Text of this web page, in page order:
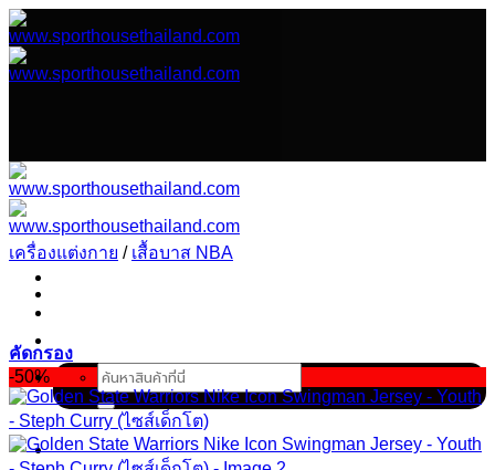
ข้าม
ไป
ยัง
ค้นหา:
เครื่องแต่งกาย / เสื้อบาส NBA
คัดกรอง
-50%